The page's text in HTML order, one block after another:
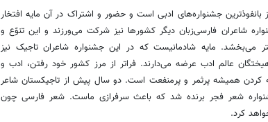
بانفوذترین جشنواره‌های ادبی است و حضور و اشتراک در آن مایه افتخار
شاعران فارسی‌زبان دیگر کشورها نیز شرکت می‌ورزند و این تنوّع و
می‌بخشد. مایه شادمانیست که در این جشنواره شاعران تاجیک نیز
عالم ادب عرضه می‌دارند. فراتر از مرز کشور خود رفتن، ادب و
کردن همیشه پرثمر و پرمنفعت است. دو سال پیش از تاجیکستان شاعر
شعر فجر برنده شد که باعث سرفرازی ماست. شعر فارسی چون
کرد.